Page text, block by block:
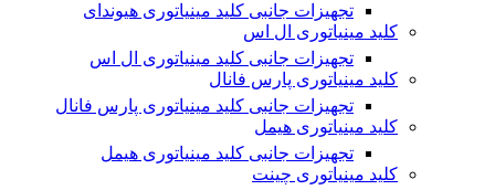
تجهیزات جانبی کلید مینیاتوری هیوندای
کلید مینیاتوری ال اس
تجهیزات جانبی کلید مینیاتوری ال اس
کلید مینیاتوری پارس فانال
تجهیزات جانبی کلید مینیاتوری پارس فانال
کلید مینیاتوری هیمل
تجهیزات جانبی کلید مینیاتوری هیمل
کلید مینیاتوری چینت